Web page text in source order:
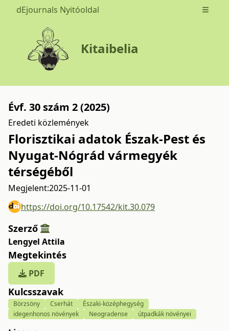
dEjournals Nyitóoldal Open
Kitaibelia
Évf. 30 szám 2 (2025)
Eredeti közlemények
Florisztikai adatok Észak-Pest és
Nyugat-Nógrád vármegyék
térségéből
Megjelent:2025-11-01
https://doi.org/10.17542/kit.30.079
Szerző
Lengyel Attila
Megtekintés
PDF
Kulcsszavak
Börzsöny Cserhát
Északi-középhegység
idegenhonos növények
Neogradense útpadkák növényei